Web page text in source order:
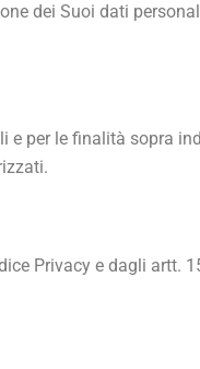
dei Suoi dati
per le finalità sopra
Privacy e dagli artt.